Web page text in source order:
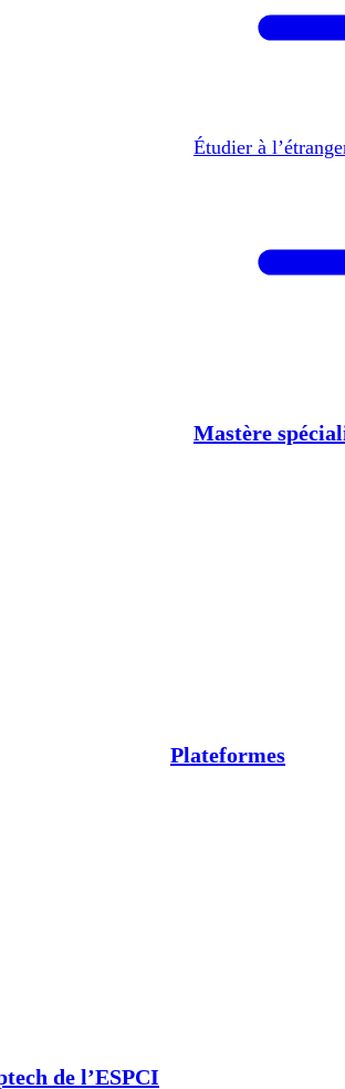
Étudier à
Mastère
Plateformes
de l’ESPCI